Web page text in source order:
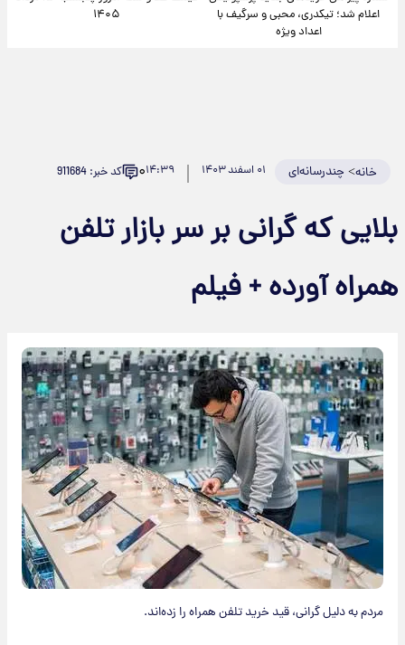
اعلام شد؛ تیکدری، محبی و سرگیف با
اعداد ویژه
۱۴۰۵
خانه> چندرسانه‌ای ۰۱ اسفند ۱۴۰۳ ۱۴:۳۹۰ کد خبر: 911684
بلایی که گرانی بر سر بازار تلفن
همراه آورده + فیلم
مردم به دلیل گرانی، قید خرید تلفن همراه را زده‌اند.